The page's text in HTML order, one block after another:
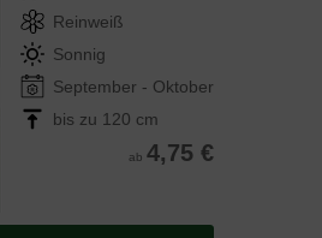
Reinweiß
Sonnig
September - Oktober
bis zu 120 cm
ab 4,75 €